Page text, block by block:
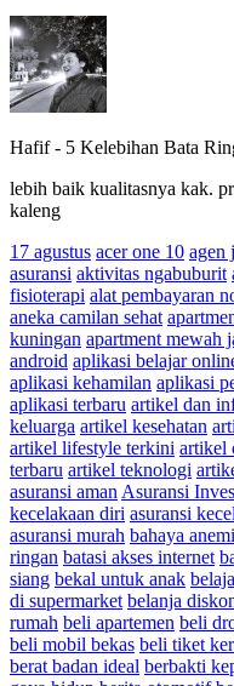
Hafif- 5 Kelebihan Bata
lebih baik kualitasnya kak.
kaleng
17 agustus acer one 10 agen
asuransi aktivitas ngabuburit
fisioterapi alat pembayaran
aneka camilan sehat
kuningan apartment mewah
android aplikasi belajar
aplikasi kehamilan aplikasi
aplikasi terbaru artikel dan
keluarga artikel kesehatan
artikel lifestyle terkini artikel
terbaru artikel teknologi
asuransi amanAsuransi
kecelakaan diri asuransi
asuransi murah bahaya
ringan batasi akses internet
siang bekal untuk anak
di supermarket belanja
rumah beli apartemen beli
beli mobil bekas beli tiket
berat badan ideal berbakti